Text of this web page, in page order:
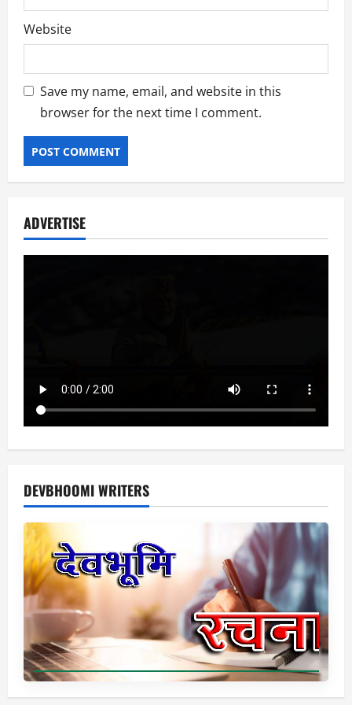
Website
Save my name, email, and website in this
browser for the next time I comment.
ADVERTISE
DEVBHOOMI WRITERS